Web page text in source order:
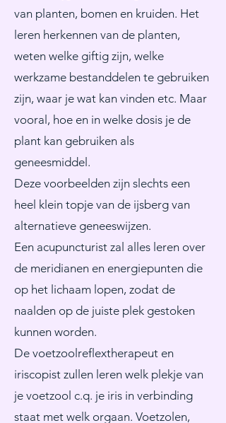
van planten, bomen en kruiden. Het
leren herkennen van de planten,
weten welke giftig zijn, welke
werkzame bestanddelen te gebruiken
zijn, waar je wat kan vinden etc. Maar
vooral, hoe en in welke dosis je de
plant kan gebruiken als
geneesmiddel.
Deze voorbeelden zijn slechts een
heel klein topje van de ijsberg van
alternatieve geneeswijzen.
Een acupuncturist zal alles leren over
de meridianen en energiepunten die
op het lichaam lopen, zodat de
naalden op de juiste plek gestoken
kunnen worden.
De voetzoolreflextherapeut en
iriscopist zullen leren welk plekje van
je voetzool c.q. je iris in verbinding
staat met welk orgaan. Voetzolen,